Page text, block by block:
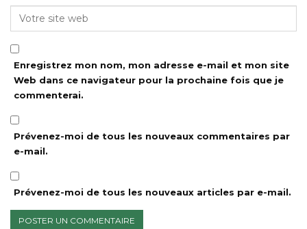
Enregistrez mon nom, mon adresse e-mail et mon site
Web dans ce navigateur pour la prochaine fois que je
commenterai.
Prévenez-moi de tous les nouveaux commentaires par
e-mail.
Prévenez-moi de tous les nouveaux articles par e-mail.